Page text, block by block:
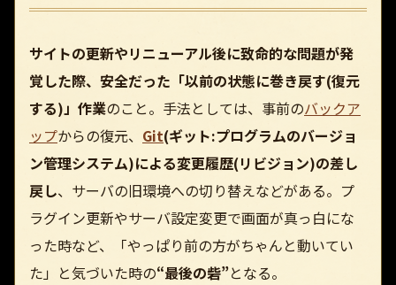
サイトの更新やリニューアル後に致命的な問題が発
覚した際、安全だった「以前の状態に巻き戻す(復元
する)」作業のこと。手法としては、事前のバックア
ップからの復元、 Git(ギット:プログラムのバージョ
ン管理システム)による変更履歴(リビジョン)の差し
戻し、サーバの旧環境への切り替えなどがある。プ
ラグイン更新やサーバ設定変更で画面が真っ白にな
った時など、「やっぱり前の方がちゃんと動いてい
た」と気づいた時の“最後の砦”となる。